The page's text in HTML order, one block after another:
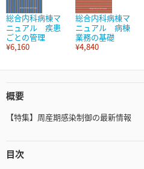
総合内科病棟マ
ニュアル 疾患
ごとの管理
¥6,160
総合内科病棟マ
ニュアル 病棟
業務の基礎
¥4,840
概要
【特集】周産期感染制御の最新情報
目次